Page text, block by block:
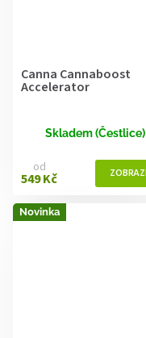
Canna Cannaboost
Accelerator
Skladem (Čestlice)
od
549 Kč
Novinka